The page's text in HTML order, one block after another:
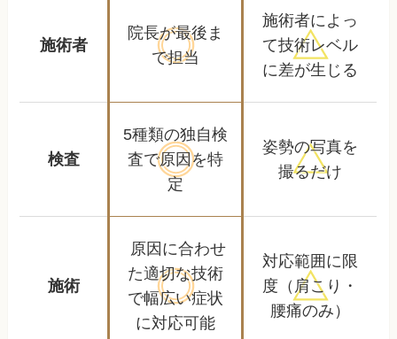
施術者
院長が最後ま
で担当
施術者によっ
て技術レベル
に差が生じる
検査
5種類の独自検
査で原因を特
定
姿勢の写真を
撮るだけ
施術
原因に合わせ
た適切な技術
で幅広い症状
に対応可能
対応範囲に限
度 （肩こり・
腰痛のみ）